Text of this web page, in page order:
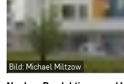
Bild: Michael Miltzow